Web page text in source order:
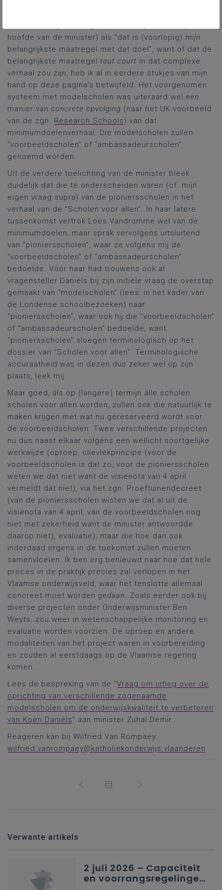
hoofde van de minister) als “dat is (voorlopig) mijn
belangrijkste maatregel met dat doel”, want of dat de
belangrijkste maatregel tout court in dat complexe
verhaal zou zijn, heb ik al in eerdere stukjes van mijn
hand op deze pagina’s betwijfeld. Het voorgenomen
systeem met modelscholen was uiteraard wel een
manier van concrete opvolging (naar het UK-voorbeeld
van de zgn. Research Schools) van dat
minimumdoelenverhaal. Die modelscholen zullen
“voorbeeldscholen” of “ambassadeurscholen”
genoemd worden.
Uit de verdere toelichting van de minister bleek
duidelijk dat die te onderscheiden waren (cf. mijn
eigen vraag supra) van de pioniersscholen in het
verhaal van de “Scholen voor allen”. In haar latere
tussenkomst vertrok Loes Vandromme wel van de
minimumdoelen, maar sprak vervolgens uitsluitend
van “pioniersscholen”, waar ze volgens mij de
“voorbeeldscholen” of “ambassadeurscholen”
bedoelde. Vóór haar had trouwens ook al
vragensteller Daniëls bij zijn initiële vraag de overstap
gemaakt van “modelscholen” (lees: in het kader van
de Londense schoolbezoeken) naar
“pioniersscholen”, waar ook hij die “voorbeeldscholen”
of “ambassadeurscholen” bedoelde, want
“pioniersscholen” sloegen terminologisch op het
dossier van “Scholen voor allen”. Terminologische
accuraatheid was in dezen dus zeker wel op zijn
plaats, leek mij.
Maar goed, áls op (langere) termijn álle scholen
scholen voor allen worden, zullen ook die natuurlijk te
maken krijgen met wat nu gereserveerd wordt voor
de voorbeeldscholen. Twee verschillende projecten
nu dus naast elkaar volgens een wellicht soortgelijke
werkwijze (oproep, olievlekprincipe (voor de
voorbeeldscholen is dat zo, voor de pioniersscholen
weten we dat niet want de visienota van 4 april
vermeldt dat niet), via het zgn. Proeftuinendecreet
(van de pioniersscholen wisten we dat al uit de
visienota van 4 april, van de voorbeeldscholen nog
niet met zekerheid want de minister antwoordde
daarop niet), evaluatie), maar die hoe dan ook
inderdaad ergens in de toekomst zullen moeten
samenvloeien. Ik ben erg benieuwd naar hoe dat hele
proces in de praktijk precies zal verlopen in het
Vlaamse onderwijsveld, waar het tenslotte allemaal
concreet moet worden gedaan. Zoals eerder ook bij
diverse projecten onder Onderwijsminister Ben
Weyts, zou weer in wetenschappelijke monitoring en
evaluatie worden voorzien. De oproep en andere
modaliteiten van het project waren in voorbereiding
en zouden al eerstdaags op de Vlaamse regering
komen.
Lees de bespreking van de “Vraag om uitleg over de
oprichting van verschillende zogenaamde
modelscholen om de onderwijskwaliteit te verbeteren
van Koen Daniëls” aan minister Zuhal Demir.
Reageren kan bij Wilfried Van Rompaey:
wilfried.vanrompaey@katholiekonderwijs.vlaanderen
Verwante artikels
2 juli 2026 – Capaciteit
en voorrangsregelingen